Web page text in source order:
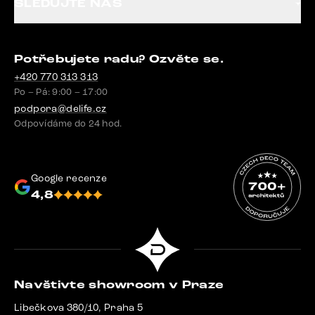
Potřebujete radu? Ozvěte se.
+420 770 313 313
Po – Pá: 9:00 – 17:00
podpora@delife.cz
Odpovídáme do 24 hod.
Google recenze
4,8
Navštivte showroom v Praze
Libečkova 380/10, Praha 5